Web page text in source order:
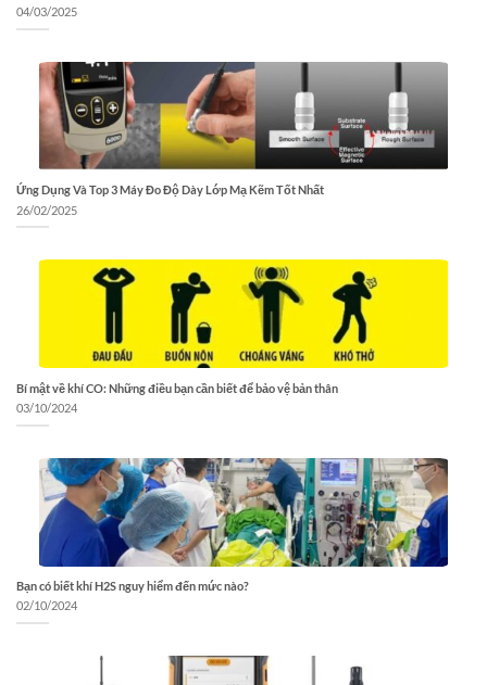
04/03/2025
Ứng Dụng Và Top 3 Máy Đo Độ Dày Lớp Mạ Kẽm Tốt Nhất
26/02/2025
Bí mật về khí CO: Những điều bạn cần biết để bảo vệ bản thân
03/10/2024
Bạn có biết khí H2S nguy hiểm đến mức nào?
02/10/2024